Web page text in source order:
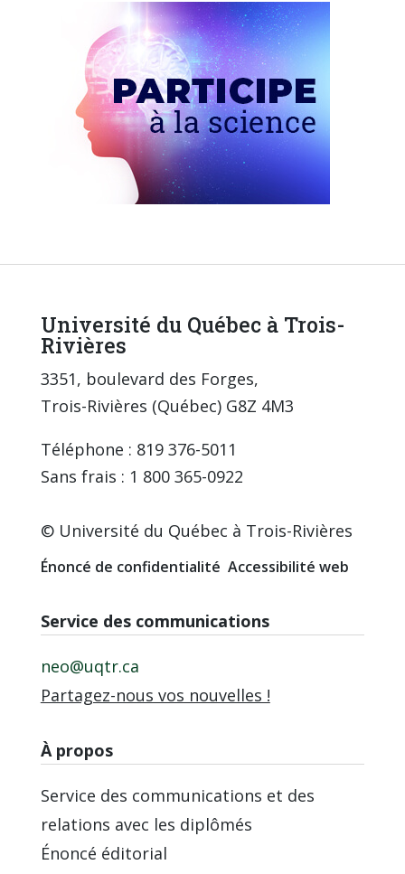
Université du Québec à Trois-
Rivières
3351, boulevard des Forges,
Trois-Rivières (Québec) G8Z 4M3
Téléphone : 819 376-5011
Sans frais : 1 800 365-0922
© Université du Québec à Trois-Rivières
Énoncé de confidentialité Accessibilité web
Service des communications
neo@uqtr.ca
Partagez-nous vos nouvelles !
À propos
Service des communications et des
relations avec les diplômés
Énoncé éditorial